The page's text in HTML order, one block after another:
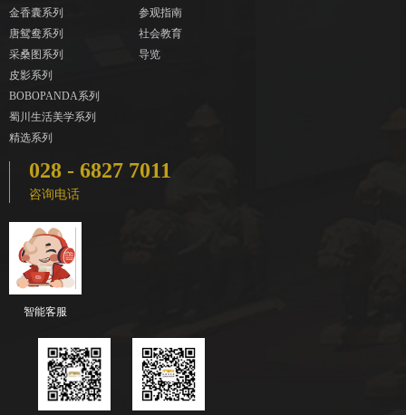
金香囊系列
唐鸳鸯系列
采桑图系列
皮影系列
BOBOPANDA系列
蜀川生活美学系列
精选系列
参观指南
社会教育
导览
028 - 6827 7011
咨询电话
智能客服